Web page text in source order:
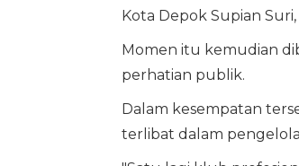
Kota Depok Supian
Momen itu kemudian
perhatian publik.
Dalam kesempatan
terlibat dalam